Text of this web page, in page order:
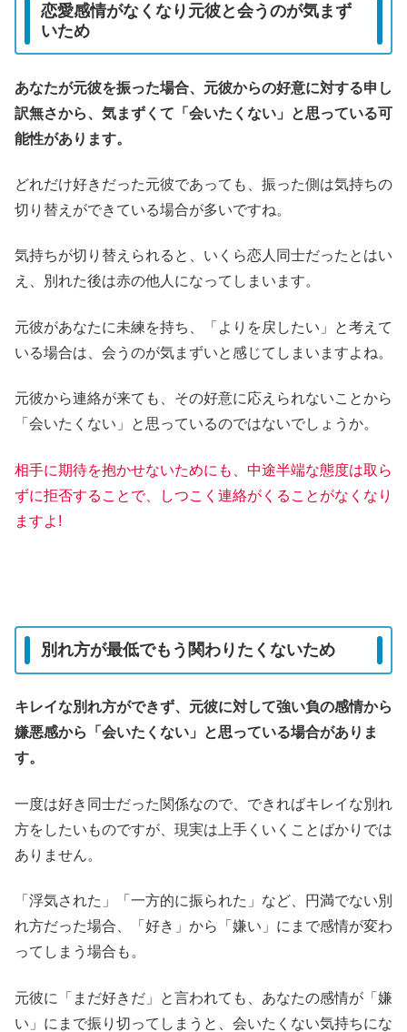
恋愛感情がなくなり元彼と会うのが気まず
いため
あなたが元彼を振った場合、元彼からの好意に対する申し
訳無さから、気まずくて「会いたくない」と思っている可
能性があります。
どれだけ好きだった元彼であっても、振った側は気持ちの
切り替えができている場合が多いですね。
気持ちが切り替えられると、いくら恋人同士だったとはい
え、別れた後は赤の他人になってしまいます。
元彼があなたに未練を持ち、「よりを戻したい」と考えて
いる場合は、会うのが気まずいと感じてしまいますよね。
元彼から連絡が来ても、その好意に応えられないことから
「会いたくない」と思っているのではないでしょうか。
相手に期待を抱かせないためにも、中途半端な態度は取ら
ずに拒否することで、しつこく連絡がくることがなくなり
ま すよ!
別れ方が最低でもう関わりたくないため
キレイな別れ方ができず、元彼に対して強い負の感情から
嫌悪感から「会いたくない」と思っている場合がありま
す。
一度は好き同士だった関係なので、できればキレイな別れ
方をしたいものですが、現実は上手くいくことばかりでは
ありません。
「浮気された」「一方的に振られた」など、円満でない別
れ方だった場合、「好き」から「嫌い」にまで感情が変わ
ってしまう場合も。
元彼に「まだ好きだ」と言われても、あなたの感情が「嫌
い」にまで振り切ってしまうと、会いたくない気持ちにな